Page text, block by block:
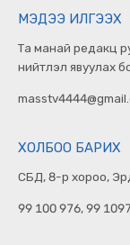
МЭДЭЭ ИЛГЭЭХ
Та манай редакц
нийтлэл явуулах
ХОЛБОО БАРИХ
СБД, 8-р хороо,
99 100 976, 99